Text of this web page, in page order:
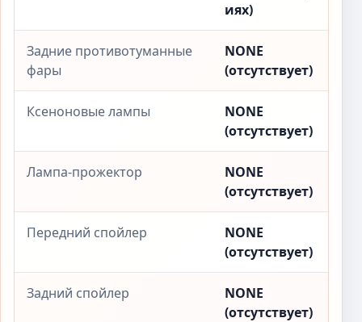
иях)
Задние противотуманные
фары
NONE
(отсутствует)
Ксеноновые лампы
NONE
(отсутствует)
Лампа-прожектор
NONE
(отсутствует)
Передний спойлер
NONE
(отсутствует)
Задний спойлер
NONE
(отсутствует)